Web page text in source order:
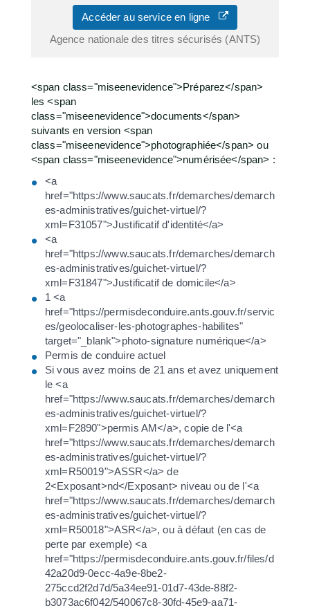
Accéder au service en ligne
Agence nationale des titres sécurisés (ANTS)
<span class="miseenevidence">Préparez</span>
les <span
class="miseenevidence">documents</span>
suivants en version <span
class="miseenevidence">photographiée</span> ou
<span class="miseenevidence">numérisée</span> :
<a
href="https://www.saucats.fr/demarches/demarch
es-administratives/guichet-virtuel/?
xml=F31057">Justificatif d'identité</a>
<a
href="https://www.saucats.fr/demarches/demarch
es-administratives/guichet-virtuel/?
xml=F31847">Justificatif de domicile</a>
1 <a
href="https://permisdeconduire.ants.gouv.fr/servic
es/geolocaliser-les-photographes-habilites"
target="_blank">photo-signature numérique</a>
Permis de conduire actuel
Si vous avez moins de 21 ans et avez uniquement
le <a
href="https://www.saucats.fr/demarches/demarch
es-administratives/guichet-virtuel/?
xml=F2890">permis AM</a>, copie de l'<a
href="https://www.saucats.fr/demarches/demarch
es-administratives/guichet-virtuel/?
xml=R50019">ASSR</a> de
2<Exposant>nd</Exposant> niveau ou de l'<a
href="https://www.saucats.fr/demarches/demarch
es-administratives/guichet-virtuel/?
xml=R50018">ASR</a>, ou à défaut (en cas de
perte par exemple) <a
href="https://permisdeconduire.ants.gouv.fr/files/d
42a20d9-0ecc-4a9e-8be2-
275ccd2f2d7d/5a34ee91-01d7-43de-88f2-
b3073ac6f042/540067c8-30fd-45e9-aa71-